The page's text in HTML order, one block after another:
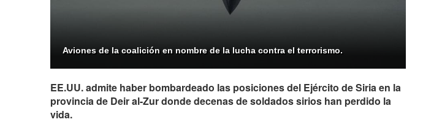
Aviones de la coalición en nombre de la lucha contra el terrorismo.
EE.UU. admite haber bombardeado las posiciones del Ejército de Siria en la
provincia de Deir al-Zur donde decenas de soldados sirios han perdido la
vida.